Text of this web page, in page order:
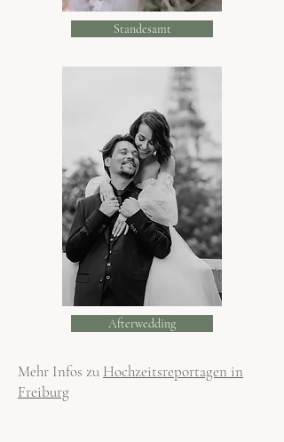
Standesamt
Afterwedding
Mehr Infos zu Hochzeitsreportagen in
Freiburg